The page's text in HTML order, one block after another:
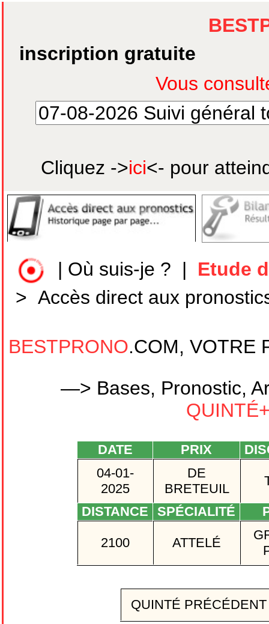
inscription gratuite
Cliquez ->ici<- pour
Où suis-je ?
Etude
>Accès direct aux
BESTPRONO.COM, VOTRE
—> Bases, Pronostic,
DATE PRIX
04-01-
2025
DE
BRETEUIL
DISTANCE SPÉCIALITÉ
2100 ATTELÉ
QUINTÉ